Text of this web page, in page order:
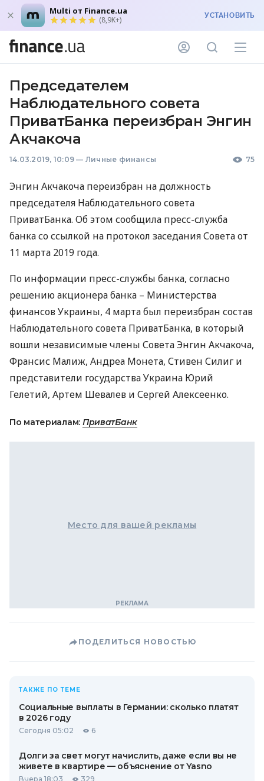
Multi от Finance.ua
(8,9K+) УСТАНОВИТЬ
Председателем
Наблюдательного совета
ПриватБанка переизбран Энгин
Акчакоча
14.03.2019, 10:09 — Личные финансы 75
Энгин Акчакоча переизбран на должность
председателя Наблюдательного совета
ПриватБанка. Об этом сообщила пресс-служба
банка со ссылкой на протокол заседания Совета от
11 марта 2019 года.
По информации пресс-службы банка, согласно
решению акционера банка – Министерства
финансов Украины, 4 марта был переизбран состав
Наблюдательного совета ПриватБанка, в который
вошли независимые члены Совета Энгин Акчакоча,
Франсис Малиж, Андреа Монета, Стивен Силиг и
представители государства Украина Юрий
Гелетий, Артем Шевалев и Сергей Алексеенко.
По материалам: ПриватБанк
Место для вашей рекламы
ПОДЕЛИТЬСЯ НОВОСТЬЮ
ТАКЖЕ ПО ТЕМЕ
Социальные выплаты в Германии: сколько платят
в 2026 году
Сегодня 05:02 6
Долги за свет могут начислить, даже если вы не
живете в квартире — объяснение от Yasno
Вчера 18:03 329